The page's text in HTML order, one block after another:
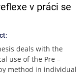
v práci se
deals with the
use of the Pre –
method in individual